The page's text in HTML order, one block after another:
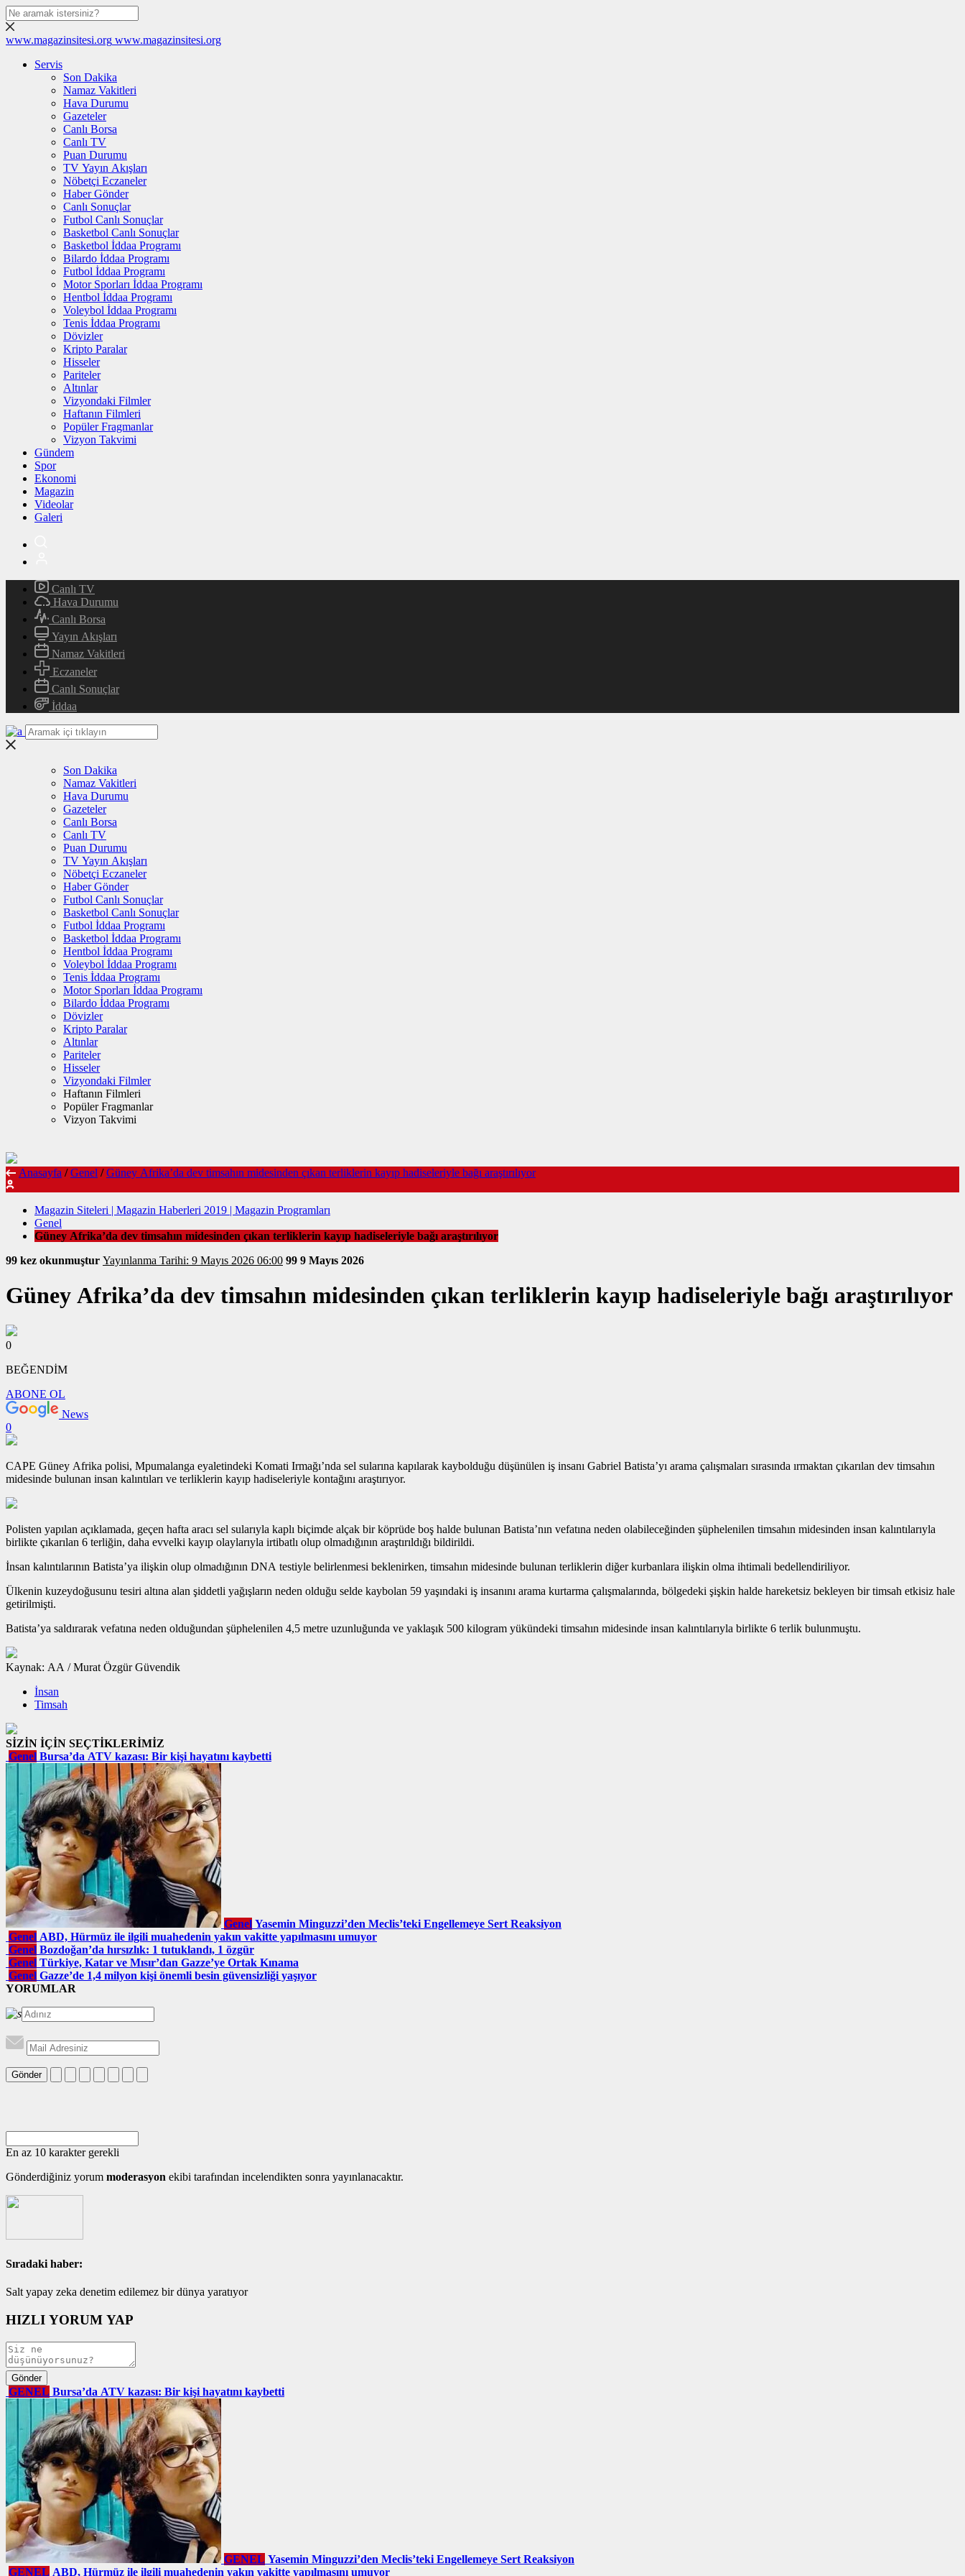
www.magazinsitesi.org www.magazinsitesi.org
Servis
Son Dakika
Namaz Vakitleri
Hava Durumu
Gazeteler
Canlı Borsa
Canlı TV
Puan Durumu
TV Yayın Akışları
Nöbetçi Eczaneler
Haber Gönder
Canlı Sonuçlar
Futbol Canlı Sonuçlar
Basketbol Canlı Sonuçlar
Basketbol İddaa Programı
Bilardo İddaa Programı
Futbol İddaa Programı
Motor Sporları İddaa Programı
Hentbol İddaa Programı
Voleybol İddaa Programı
Tenis İddaa Programı
Dövizler
Kripto Paralar
Hisseler
Pariteler
Altınlar
Vizyondaki Filmler
Haftanın Filmleri
Popüler Fragmanlar
Vizyon Takvimi
Gündem
Spor
Ekonomi
Magazin
Videolar
Galeri
Canlı TV
Hava Durumu
Canlı Borsa
Yayın Akışları
Namaz Vakitleri
Eczaneler
Canlı Sonuçlar
İddaa
Son Dakika
Namaz Vakitleri
Hava Durumu
Gazeteler
Canlı Borsa
Canlı TV
Puan Durumu
TV Yayın Akışları
Nöbetçi Eczaneler
Haber Gönder
Futbol Canlı Sonuçlar
Basketbol Canlı Sonuçlar
Futbol İddaa Programı
Basketbol İddaa Programı
Hentbol İddaa Programı
Voleybol İddaa Programı
Tenis İddaa Programı
Motor Sporları İddaa Programı
Bilardo İddaa Programı
Dövizler
Kripto Paralar
Altınlar
Pariteler
Hisseler
Vizyondaki Filmler
Haftanın Filmleri
Popüler Fragmanlar
Vizyon Takvimi
Anasayfa / Genel / Güney Afrika’da dev timsahın midesinden çıkan terliklerin kayıp hadiseleriyle bağı araştırılıyor
Magazin Siteleri | Magazin Haberleri 2019 | Magazin Programları
Genel
Güney Afrika’da dev timsahın midesinden çıkan terliklerin kayıp hadiseleriyle bağı araştırılıyor
99 kez okunmuştur
Yayınlanma Tarihi: 9 Mayıs 2026 06:00 99 9 Mayıs 2026
Güney Afrika’da dev timsahın midesinden çıkan terliklerin kayıp hadiseleriyle bağı araştırılıyor
0
BEĞENDİM
ABONE OL
News
0
CAPE Güney Afrika polisi, Mpumalanga eyaletindeki Komati Irmağı’nda sel sularına kapılarak kaybolduğu düşünülen iş insanı Gabriel Batista’yı arama çalışmaları sırasında ırmaktan çıkarılan dev timsahın
midesinde bulunan insan kalıntıları ve terliklerin kayıp hadiseleriyle kontağını araştırıyor.
Polisten yapılan açıklamada, geçen hafta aracı sel sularıyla kaplı biçimde alçak bir köprüde boş halde bulunan Batista’nın vefatına neden olabileceğinden şüphelenilen timsahın midesinden insan kalıntılarıyla
birlikte çıkarılan 6 terliğin, daha evvelki kayıp olaylarıyla irtibatlı olup olmadığının araştırıldığı bildirildi.
İnsan kalıntılarının Batista’ya ilişkin olup olmadığının DNA testiyle belirlenmesi beklenirken, timsahın midesinde bulunan terliklerin diğer kurbanlara ilişkin olma ihtimali bedellendiriliyor.
Ülkenin kuzeydoğusunu tesiri altına alan şiddetli yağışların neden olduğu selde kaybolan 59 yaşındaki iş insanını arama kurtarma çalışmalarında, bölgedeki şişkin halde hareketsiz bekleyen bir timsah etkisiz hale
getirilmişti.
Batista’ya saldırarak vefatına neden olduğundan şüphelenilen 4,5 metre uzunluğunda ve yaklaşık 500 kilogram yükündeki timsahın midesinde insan kalıntılarıyla birlikte 6 terlik bulunmuştu.
Kaynak: AA / Murat Özgür Güvendik
İnsan
Timsah
SİZİN İÇİN SEÇTİKLERİMİZ
Genel Bursa’da ATV kazası: Bir kişi hayatını kaybetti
Genel Yasemin Minguzzi’den Meclis’teki Engellemeye Sert Reaksiyon
Genel ABD, Hürmüz ile ilgili muahedenin yakın vakitte yapılmasını umuyor
Genel Bozdoğan’da hırsızlık: 1 tutuklandı, 1 özgür
Genel Türkiye, Katar ve Mısır’dan Gazze’ye Ortak Kınama
Genel Gazze’de 1,4 milyon kişi önemli besin güvensizliği yaşıyor
YORUMLAR
Gönder
En az 10 karakter gerekli
Gönderdiğiniz yorum moderasyon ekibi tarafından incelendikten sonra yayınlanacaktır.
Sıradaki haber:
Salt yapay zeka denetim edilemez bir dünya yaratıyor
HIZLI YORUM YAP
GENEL Bursa’da ATV kazası: Bir kişi hayatını kaybetti
GENEL Yasemin Minguzzi’den Meclis’teki Engellemeye Sert Reaksiyon
GENEL ABD, Hürmüz ile ilgili muahedenin yakın vakitte yapılmasını umuyor